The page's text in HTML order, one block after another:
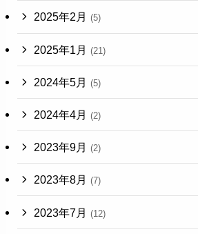
2025年2月 (5)
2025年1月 (21)
2024年5月 (5)
2024年4月 (2)
2023年9月 (2)
2023年8月 (7)
2023年7月 (12)